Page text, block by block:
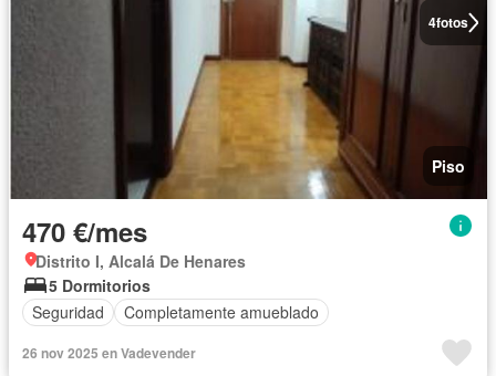
4fotos
Piso
470 €/mes
Distrito I, Alcalá De Henares
5 Dormitorios
Seguridad
Completamente amueblado
26 nov 2025 en Vadevender